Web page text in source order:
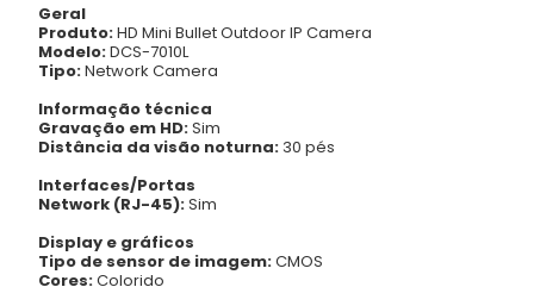
Geral
Produto:HD Mini Bullet Outdoor IP Camera
Modelo:DCS-7010L
Tipo:Network Camera
Informação técnica
Gravação em HD:Sim
Distância da visão noturna: 30 pés
Interfaces/Portas
Network (RJ-45):Sim
Display e gráficos
Tipo de sensor de imagem:CMOS
Cores:Colorido